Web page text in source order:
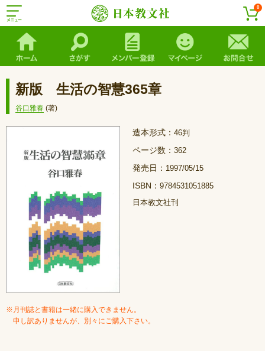
0
新版 生活の智慧365章
谷口雅春 (著)
造本形式： 46判
ページ数： 362
発売日： 1997/05/15
ISBN： 9784531051885
日本教文社刊
※月刊誌と書籍は一緒に購入できません。
申し訳ありませんが、別々にご購入下さい。